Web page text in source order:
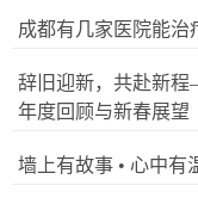
成都有几家医院能治
辞旧迎新，共赴新
年度回顾与新春展望
墙上有故事 • 心中有